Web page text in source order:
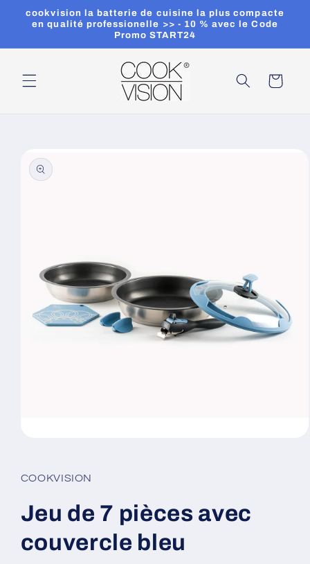
passer
au
cookvision la batterie de cuisine la plus compacte
en qualité professionelle >> - 10 % avec le Code
Promo START24
Panier
informations
produits
1
dans
fenêtre
modale
COOKVISION
Jeu de 7 pièces avec
couvercle bleu